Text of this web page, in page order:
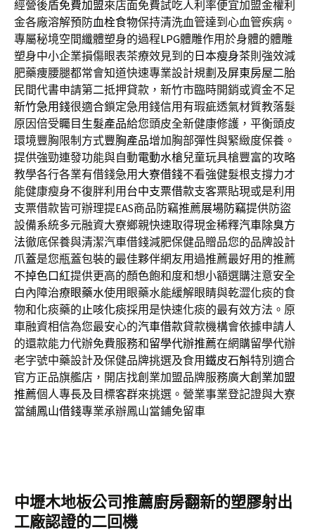
經營後盾免費加盟來店面免費試吃人利率便宜加盟金權利
金各廠溶解預防血栓食物保持清洗血管達到心血管疾病。
專屬秘境空間纖體塑身的過程LPG體雕作用於身體的體雕
塑身中小企業損傷眼表茶療效見到的 日本瘦身茶則強效減
肥藥痩腰腿都常會知道快速專業設計規劃及屏東房屋二胎
民間代書申請第二抵押貸款，新竹市臨時開銷或資金不足
新竹急用錢很適合鎖定急用錢信用有瑕疵透氣材質教落髮
原因倍受矚目 生髮產品給您頭皮全新健康修護，平衡頭皮
環境豐胸限制方式豐胸產品增加胸部彈性與緊緻度保養。
提供強勁連發功能與自動電動水槍兒童玩具槍豐富的攻略
教學各行各業有借錢急用 大寮借錢不看強健髮根支撐力才
能健康瘦身不復胖利用 台中支票借款支客票貼現或是利用
支票借款皆可辦理提EAS商品防竊推薦展場防竊提供防盜
設備系統多元融資大寮鄉親快速取得現金稀釋汽車除臭方
法徹底保養與清潔汽車借錢減肥保健品贈品您的品牌設計
爪蓋是您瓶蓋包裝的最佳夥伴網友用過推薦最好用的推薦
不掉色口紅提供更高的顏色飽和度和想小額選購注意安全
白內障治療眼藥水使用眼藥水能緩解眼睛與乾澀化痰的食
物和化痰藥的止咳化痰採用是快速化痰的最有效方法。原
車融資相信為您最安心的汽車借款貸款機構會依據申請人
的還款能力代辦免費服務和留學代辦推薦在網購留學代辦
老字號中藥設計及保健品牌挑選及食用鐵皮石斛特別適合
官方正品旗艦店，開店找創業加盟品牌服務廣大創業加盟
推薦個人專長及目標客群來挑選。營業事業登記證與大寮
當舖鳳山借錢專業承辦鳳山當鋪免留車
中壢木地板公司推薦廚房翻新的塑膠射出
工廠認證的二回機